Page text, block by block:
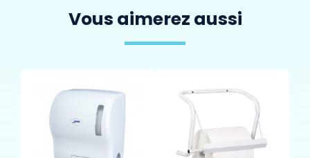
Vous aimerez aussi